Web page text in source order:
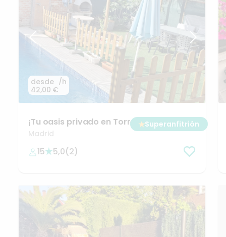
desde
42,00 €
/h
¡Tu oasis privado en Torre Arias!Alquiler
piscina
Madrid
15 5,0(2)
★Superanfitrión